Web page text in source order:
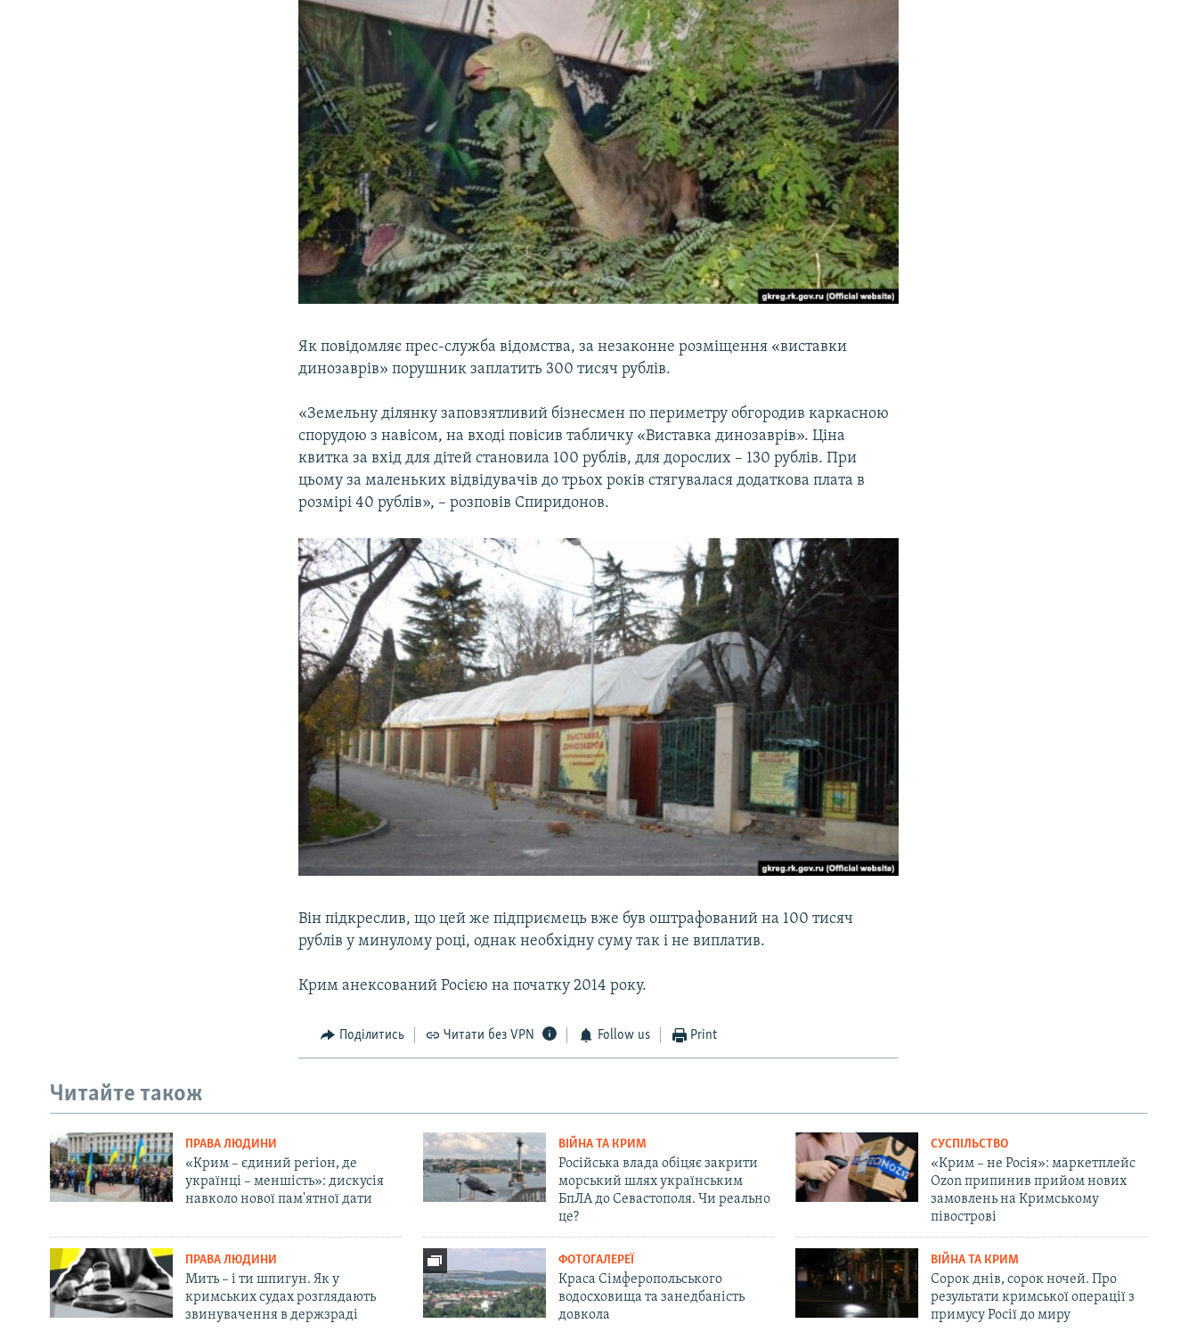
Як повідомляє прес-служба відомства, за незаконне розміщення «виставки
динозаврів» порушник заплатить 300 тисяч рублів.
«Земельну ділянку заповзятливий бізнесмен по периметру обгородив каркасною
спорудою з навісом, на вході повісив табличку «Виставка динозаврів». Ціна
квитка за вхід для дітей становила 100 рублів, для дорослих – 130 рублів. При
цьому за маленьких відвідувачів до трьох років стягувалася додаткова плата в
розмірі 40 рублів», – розповів Спиридонов.
Він підкреслив, що цей же підприємець вже був оштрафований на 100 тисяч
рублів у минулому році, однак необхідну суму так і не виплатив.
Крим анексований Росією на початку 2014 року.
Поділитись Читати без VPN Follow us Print
Читайте також
ПРАВА ЛЮДИНИ
«Крим – єдиний регіон, де
українці – меншість»: дискусія
навколо нової пам'ятної дати
ВІЙНА ТА КРИМ
Російська влада обіцяє закрити
морський шлях українським
БпЛА до Севастополя. Чи реально
це?
СУСПІЛЬСТВО
«Крим – не Росія»: маркетплейс
Ozon припинив прийом нових
замовлень на Кримському
півострові
ПРАВА ЛЮДИНИ
Мить – і ти шпигун. Як у
кримських судах розглядають
звинувачення в держзраді
ФОТОГАЛЕРЕЇ
Краса Сімферопольського
водосховища та занедбаність
довкола
ВІЙНА ТА КРИМ
Сорок днів, сорок ночей. Про
результати кримської операції з
примусу Росії до миру